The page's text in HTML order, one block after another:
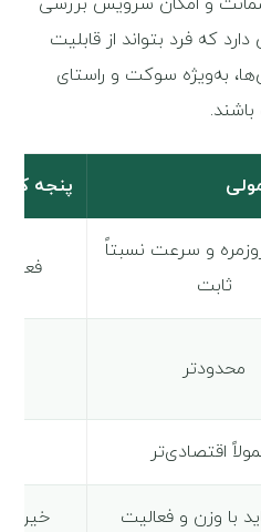
که فرد بتواند از قابلیت
به‌ویژه سوکت و راستای
پنجه
و سرعت نسبتاً
ثابت
محدودتر
اقتصادی‌تر
با وزن و فعالیت
خیر؛